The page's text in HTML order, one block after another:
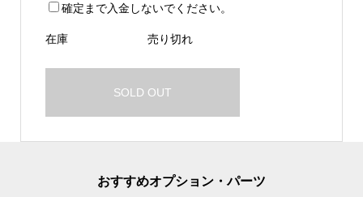
確定まで入金しないでください。
在庫 売り切れ
SOLD OUT
おすすめオプション・パーツ